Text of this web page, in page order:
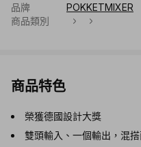
品牌
POKKETMIXER
商品類別
商品特色
榮獲德國設計大獎
雙頭輸入、一個輸出，混